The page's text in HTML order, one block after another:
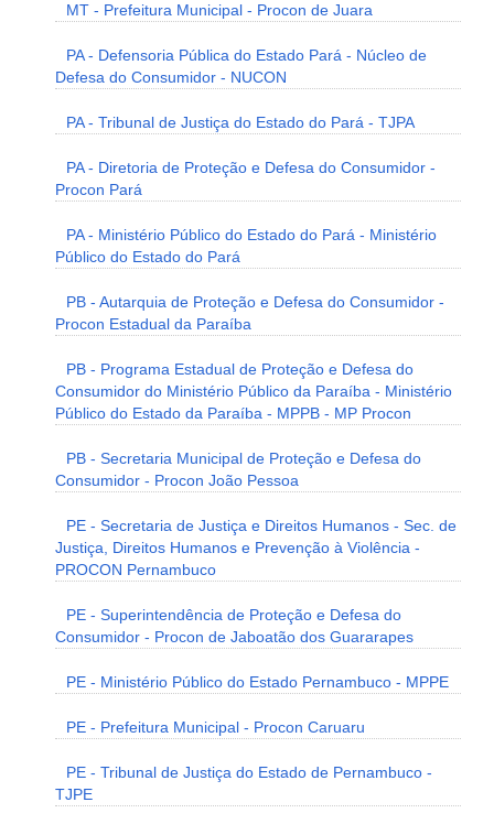
MT - Prefeitura Municipal - Procon de Juara
PA - Defensoria Pública do Estado Pará - Núcleo de
Defesa do Consumidor - NUCON
PA - Tribunal de Justiça do Estado do Pará - TJPA
PA - Diretoria de Proteção e Defesa do Consumidor -
Procon Pará
PA - Ministério Público do Estado do Pará - Ministério
Público do Estado do Pará
PB - Autarquia de Proteção e Defesa do Consumidor -
Procon Estadual da Paraíba
PB - Programa Estadual de Proteção e Defesa do
Consumidor do Ministério Público da Paraíba - Ministério
Público do Estado da Paraíba - MPPB - MP Procon
PB - Secretaria Municipal de Proteção e Defesa do
Consumidor - Procon João Pessoa
PE - Secretaria de Justiça e Direitos Humanos - Sec. de
Justiça, Direitos Humanos e Prevenção à Violência -
PROCON Pernambuco
PE - Superintendência de Proteção e Defesa do
Consumidor - Procon de Jaboatão dos Guararapes
PE - Ministério Público do Estado Pernambuco - MPPE
PE - Prefeitura Municipal - Procon Caruaru
PE - Tribunal de Justiça do Estado de Pernambuco -
TJPE